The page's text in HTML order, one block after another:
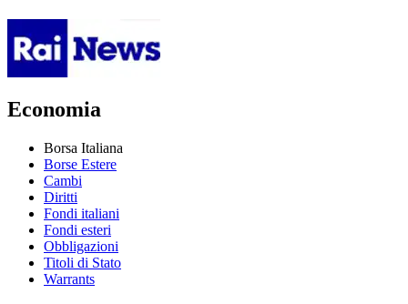
Economia
Borsa Italiana
Borse Estere
Cambi
Diritti
Fondi italiani
Fondi esteri
Obbligazioni
Titoli di Stato
Warrants